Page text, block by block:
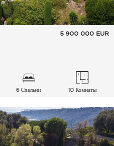
5 900 000 EUR
6 Спальни 10 Комнаты